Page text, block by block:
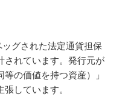
グされた法定通貨担保
されています。発行元が
等の価値を持つ資産）」
しています。